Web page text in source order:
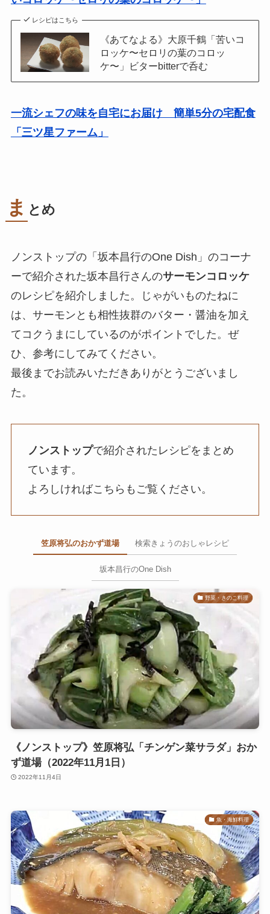
レシピはこちら
《あてなよる》大原千鶴「苦いコ
ロッケ〜セロリの葉のコロッ
ケ〜」ビターbitterで呑む
一流シェフの味を自宅にお届け 簡単5分の宅配食
「三ツ星ファーム」
ま とめ
ノンストップの「坂本昌行のOne Dish」のコーナ
ーで紹介された坂本昌行さんのサーモンコロッケ
のレシピを紹介しました。じゃがいものたねに
は、サーモンとも相性抜群のバター・醤油を加え
てコクうまにしているのがポイントでした。ぜ
ひ、参考にしてみてください。
最後までお読みいただきありがとうございまし
た。
ノンストップで紹介されたレシピをまとめ
ています。
よろしければこちらもご覧ください。
笠原将弘のおかず道場 検索きょうのおしゃレシピ
坂本昌行のOne Dish
野菜・きのこ料理
《ノンストップ》笠原将弘「チンゲン菜サラダ」おか
ず道場（2022年11月1日）
2022年11月4日
魚・海鮮料理